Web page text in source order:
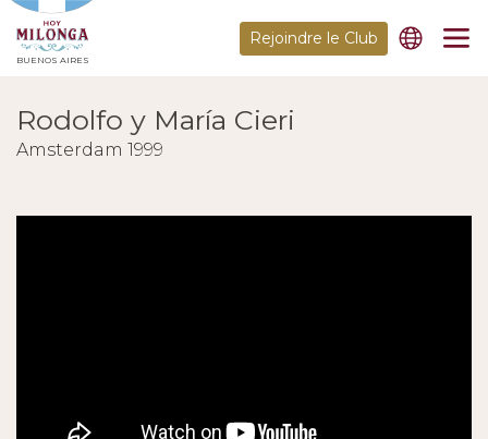
BUENOS AIRES
Rejoindre le Club
Rodolfo y María Cieri
Amsterdam 1999